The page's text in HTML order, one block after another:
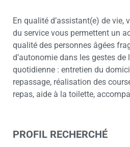
En qualité d’assistant(e) de vie,
du service vous permettent un
qualité des personnes âgées
d’autonomie dans les gestes de
quotidienne : entretien du
repassage, réalisation des
repas, aide à la toilette,
PROFIL RECHERCHÉ